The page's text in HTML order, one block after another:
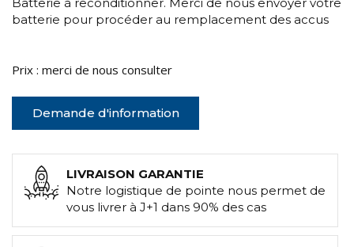
batterie pour procéder au remplacement des accus
Prix : merci de nous consulter
Demande d'information
LIVRAISON GARANTIE
Notre logistique de pointe nous permet de
vous livrer à J+1 dans 90% des cas